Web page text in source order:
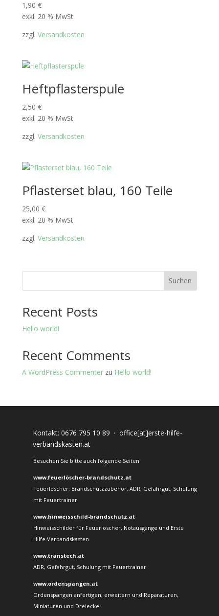
1,90 €
exkl. 20 % MwSt.
zzgl. Versandkosten
Heftpflasterspule
2,50 €
exkl. 20 % MwSt.
zzgl. Versandkosten
Pflasterset blau, 160 Teile
25,00 €
exkl. 20 % MwSt.
zzgl. Versandkosten
Suchen
Recent Posts
Hello world!
Recent Comments
A WordPress Commenterzu Hello world!
Kontakt: 0676 795 10 89 · office[at]erste-hilfe-
verbandskasten.at
Besuchen Sie bitte auch folgende Seiten:
www.feuerlöscher-brandschutz.at
Feuerlöscher, Brandschutzzubehör, ADR, Gefahrgut, Schulung
mit Feuertrainer
www.hinweisschild-brandschutz.at
Hinweisschilder für Feuerlöscher, Notausgänge und Erste
Hilfe Verbandskasten
www.transtech.at
ADR, Gefahrgut, Schulung mit Feuertrainer
www.ordenspangen.at
Ordenspangen anfertigen, erweitern und Reparaturen,
Miniaturen und Dreiecke